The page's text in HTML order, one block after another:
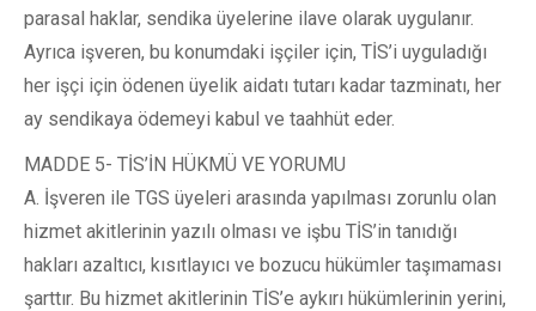
parasal haklar, sendika üyelerine ilave olarak uygulanır.
Ayrıca işveren, bu konumdaki işçiler için, TİS’i uyguladığı
her işçi için ödenen üyelik aidatı tutarı kadar tazminatı, her
ay sendikaya ödemeyi kabul ve taahhüt eder.
MADDE 5- TİS’İN HÜKMÜ VE YORUMU
A. İşveren ile TGS üyeleri arasında yapılması zorunlu olan
hizmet akitlerinin yazılı olması ve işbu TİS’in tanıdığı
hakları azaltıcı, kısıtlayıcı ve bozucu hükümler taşımaması
şarttır. Bu hizmet akitlerinin TİS’e aykırı hükümlerinin yerini,